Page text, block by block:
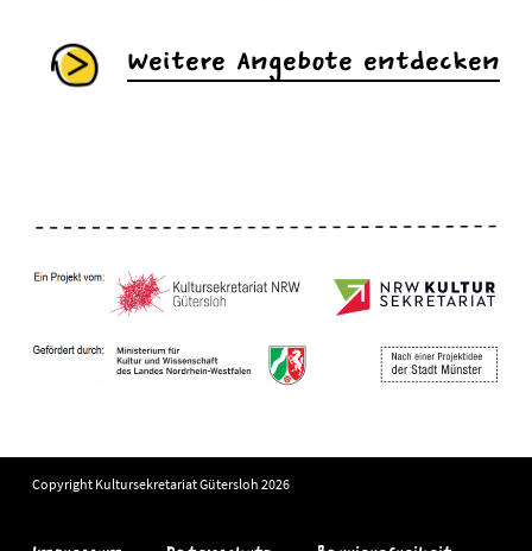
Weitere Angebote entdecken
Copyright Kultursekretariat Gütersloh 2026